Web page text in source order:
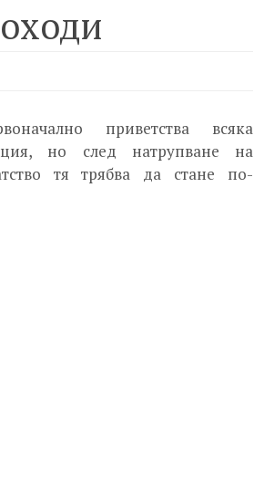
приветства всяка
но след натрупване на
тя трябва да стане по-